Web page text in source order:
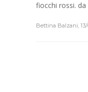
fiocchi rossi. da
Bettina Balzani,